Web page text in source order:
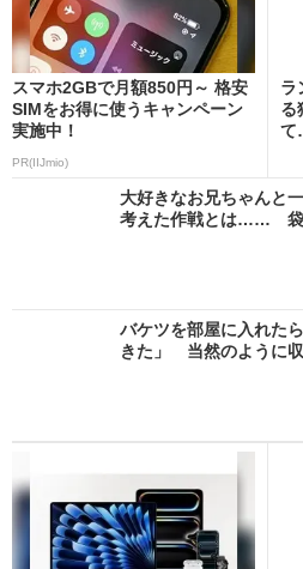
スマホ2GBで月額850円～ 格安
SIMをお得に使うキャンペーン
実施中！
PR(IIJmio)
ラ
る
て
大好きなお兄ちゃんと
考えた作戦とは…… 袋
バケツを部屋に入れた
きた」 当然のように